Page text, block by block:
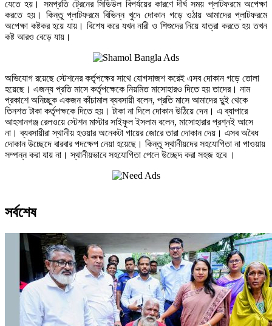
যেতে হয়। সমপ্রতি ট্রেনের সিডিউল বিপর্যয়ের কারণে দীর্ঘ সময় প্লাটফরমে অপেক্ষা
করতে হয়। কিন্তু প্লাটফরমে বিভিন্ন খুদে দোকান গড়ে ওঠায় আমাদের প্লাটফরমে
অপেক্ষা কষ্টকর হয়ে যায়। বিশেষ করে যখন নারী ও শিশুদের নিয়ে যাত্রা করতে হয় তখন
কষ্ট আরও বেড়ে যায়।
অভিযোগ রয়েছে স্টেশনের কর্তৃপক্ষের সাথে যোগসাজশ করেই এসব দোকান গড়ে তোলা
হয়েছে। এজন্য প্রতি মাসে কর্তৃপক্ষেকে নিয়মিত মাসোহারও দিতে হয় তাদের। নাম
প্রকাশে অনিচ্ছুক একজন কাঁচামাল ব্যবসায়ী বলেন, প্রতি মাসে আমাদের দুুই থেকে
তিনশত টাকা কর্তৃপক্ষকে দিতে হয়। টাকা না দিলে দোকান উঠিয়ে দেন। এ ব্যাপারে
আহসানগঞ্জ রেলওয়ে স্টেশন মাস্টার সাইফুল ইসলাম বলেন, মাসোহারার প্রশ্নই আসে
না। ব্যবসায়ীরা স্থানীয় হওয়ার অনেকটা গায়ের জোরে তারা দোকান দেয়। এসব অবৈধ
দোকান উচ্ছেদে বারবার পদক্ষেপ নেয়া হয়েছে। কিন্তু স্থানীয়দের সহযোগিতা না পাওয়ায়
সম্পন্ন করা যায় না। স্থানীয়ভাবে সহযোগিতা পেলে উচ্ছেদ করা সহজ হবে ।
সর্বশেষ